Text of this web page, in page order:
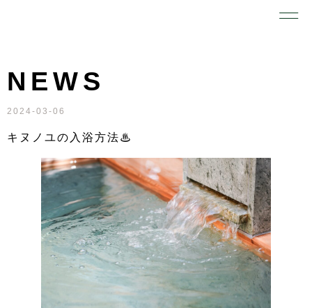
NEWS
2024-03-06
キヌノユの入浴方法♨